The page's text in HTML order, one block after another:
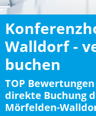
Walldorf -
buchen
TOP
direkte Buchung
Mörfelden-